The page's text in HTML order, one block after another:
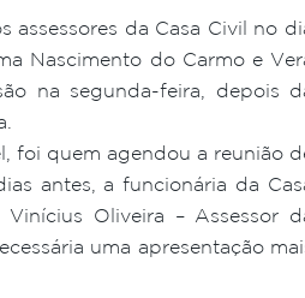
da Casa Civil no
Nascimento do Carmo e
na segunda-feira, depois
foi quem agendou a reunião
antes, a funcionária da
Oliveira – Assessor
uma apresentação